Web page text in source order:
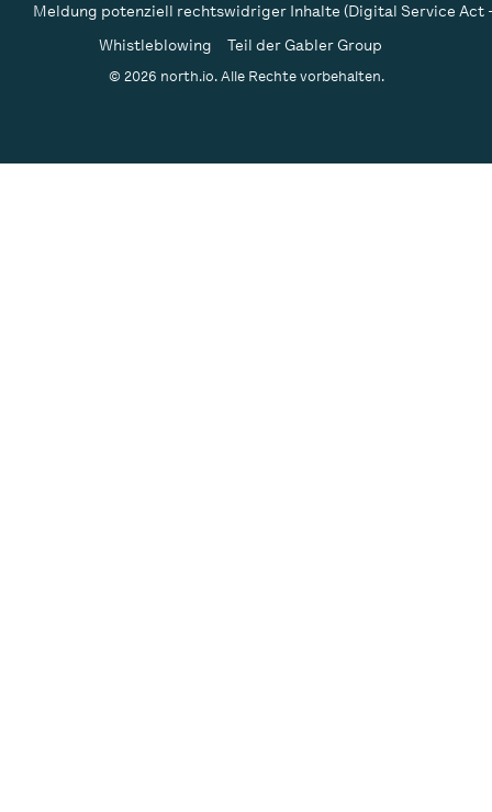
Meldung potenziell rechtswidriger Inhalte (Digital Service Act
Whistleblowing
Teil der Gabler Group
© 2026 north.io. Alle Rechte vorbehalten.